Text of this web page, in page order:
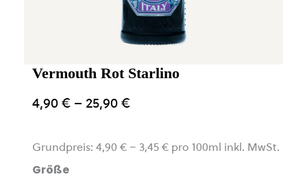
Vermouth Rot Starlino
4,90€ – 25,90€
Grundpreis: 4,90 €– 3,45€ pro 100ml inkl. MwSt.
Größe